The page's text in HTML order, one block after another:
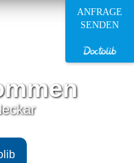
ANFRAGE
SENDEN